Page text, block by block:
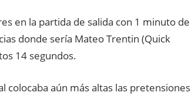
en la partida de salida con 1 minuto de
donde sería Mateo Trentin (Quick
14 segundos.
colocaba aún más altas las pretensiones